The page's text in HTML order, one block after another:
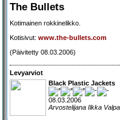
The Bullets
Kotimainen rokkinelikko.
Kotisivut: www.the-bullets.com
(Päivitetty 08.03.2006)
Levyarviot
Black Plastic Jackets
08.03.2006
Arvostelijana Ilkka